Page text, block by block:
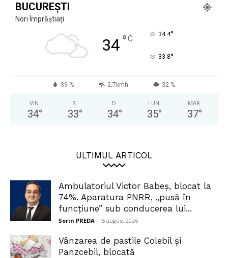
BUCUREȘTI
Nori Împrăștiați
34°C 34.4°
33.8°
39 % 2.7kmh 32 %
VIN
34°
S
33°
D
34°
LUN
35°
MAR
37°
ULTIMUL ARTICOL
Ambulatoriul Victor Babeș, blocat la
74%. Aparatura PNRR, „pusă în
funcțiune” sub conducerea lui...
Sorin PREDA - 5 august 2026
Vânzarea de pastile Colebil și
Panzcebil, blocată